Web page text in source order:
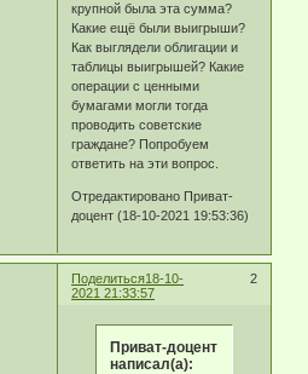
крупной была эта сумма?
Какие ещё были выигрыши?
Как выглядели облигации и
таблицы выигрышей? Какие
операции с ценными
бумагами могли тогда
проводить советские
граждане? Попробуем
ответить на эти вопрос.
Отредактировано Приват-
доцент (18-10-2021 19:53:36)
Поделиться 2
18-10-
2021 21:33:57
Приват-доцент
написал(а):